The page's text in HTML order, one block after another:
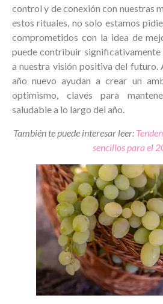
control y de conexión con nuestras
estos rituales, no solo estamos
comprometidos con la idea de
puede contribuir significativamente
a nuestra visión positiva del futuro.
año nuevo ayudan a crear un
optimismo, claves para
saludable a lo largo del año.
También te puede interesar leer:
sencillos para el